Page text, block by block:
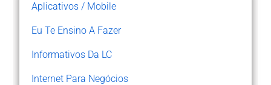
Aplicativos / Mobile
Eu Te Ensino A Fazer
Informativos Da LC
Internet Para Negócios